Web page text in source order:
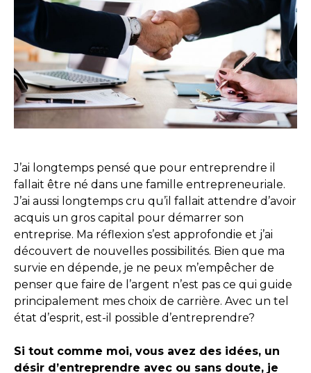
J’ai longtemps pensé que pour entreprendre il
fallait être né dans une famille entrepreneuriale.
J’ai aussi longtemps cru qu’il fallait attendre d’avoir
acquis un gros capital pour démarrer son
entreprise. Ma réflexion s’est approfondie et j’ai
découvert de nouvelles possibilités. Bien que ma
survie en dépende, je ne peux m’empêcher de
penser que faire de l’argent n’est pas ce qui guide
principalement mes choix de carrière. Avec un tel
état d’esprit, est-il possible d’entreprendre?
Si tout comme moi, vous avez des idées, un
désir d’entreprendre avec ou sans doute, je